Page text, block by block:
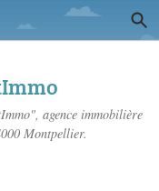
agence immobilière
Montpellier.